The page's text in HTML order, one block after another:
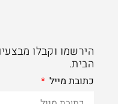
הירשמו וקבלו
הבית.
כתובת מייל